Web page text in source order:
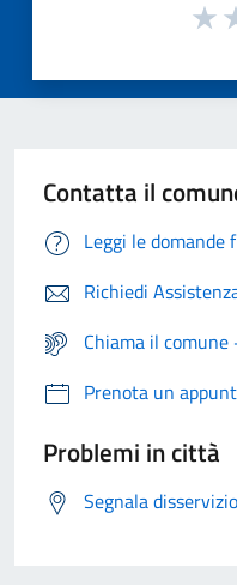
Contatta il
Leggi le domande
Richiedi
Chiama il
Prenota un
Problemi in città
Segnala disservizio